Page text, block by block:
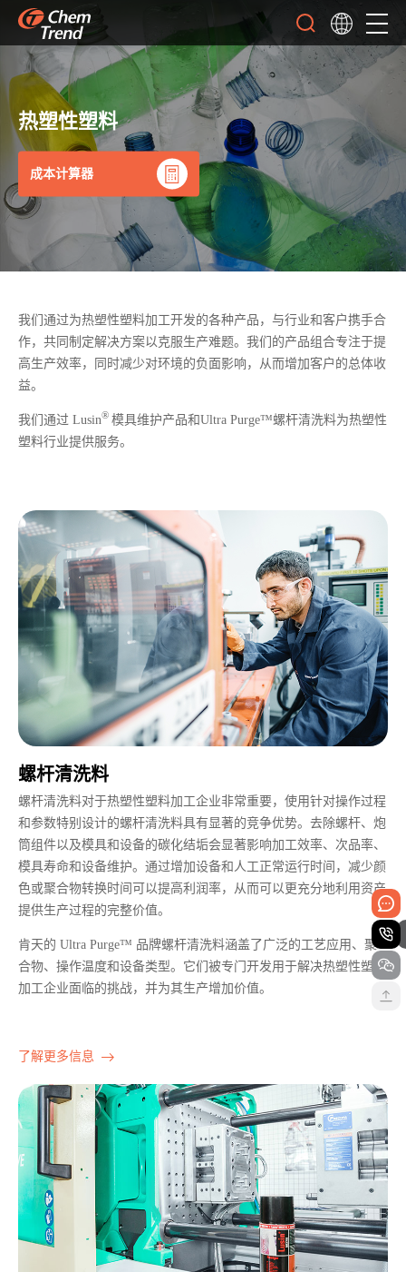
热塑性塑料
成本计算器
我们通过为热塑性塑料加工开发的各种产品，与行业和客户携手合
作，共同制定解决方案以克服生产难题。我们的产品组合专注于提
高生产效率，同时减少对环境的负面影响，从而增加客户的总体收
益。
我们通过 Lusin® 模具维护产品和Ultra Purge™螺杆清洗料为热塑性
塑料行业提供服务。
螺杆清洗料
螺杆清洗料对于热塑性塑料加工企业非常重要，使用针对操作过程
和参数特别设计的螺杆清洗料具有显著的竞争优势。去除螺杆、炮
筒组件以及模具和设备的碳化结垢会显著影响加工效率、次品率、
模具寿命和设备维护。通过增加设备和人工正常运行时间，减少颜
色或聚合物转换时间可以提高利润率，从而可以更充分地利用资产
提供生产过程的完整价值。
肯天的 Ultra Purge™ 品牌螺杆清洗料涵盖了广泛的工艺应用、聚
合物、操作温度和设备类型。它们被专门开发用于解决热塑性塑料
加工企业面临的挑战，并为其生产增加价值。
了解更多信息